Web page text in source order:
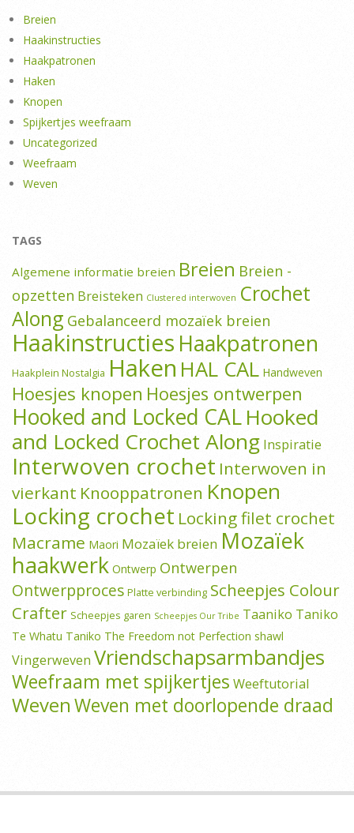
Breien
Haakinstructies
Haakpatronen
Haken
Knopen
Spijkertjes weefraam
Uncategorized
Weefraam
Weven
TAGS
Algemene informatie breien Breien Breien -
opzetten Breisteken Clustered interwoven Crochet
Along Gebalanceerd mozaïek breien
Haakinstructies Haakpatronen
Haakplein Nostalgia Haken HAL CAL Handweven
Hoesjes knopen Hoesjes ontwerpen
Hooked and Locked CALHooked
and Locked Crochet Along Inspiratie
Interwoven crochet Interwoven in
vierkant Knooppatronen Knopen
Locking crochet Locking filet crochet
Macrame Maori Mozaïek breien Mozaïek
haakwerk Ontwerp Ontwerpen
Ontwerpproces Platte verbinding Scheepjes Colour
Crafter Scheepjes garen Scheepjes Our Tribe Taaniko Taniko
Te Whatu Taniko The Freedom not Perfection shawl
Vingerweven Vriendschapsarmbandjes
Weefraam met spijkertjes Weeftutorial
WevenWeven met doorlopende draad